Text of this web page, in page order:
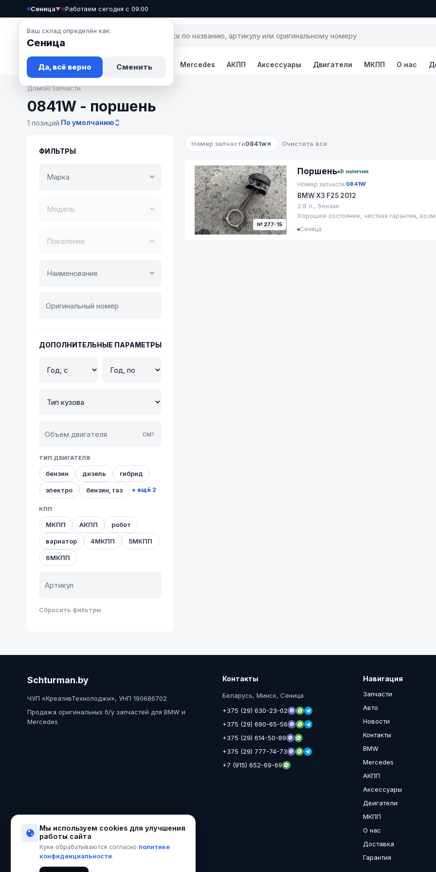
Сеница▼
Ваш склад определён как:
Сеница
Да, всё верно Сменить
· Работаем сегодня с 09:00
Запчасти Авто Новости Mercedes АКПП Аксессуары Двигатели МКПП О нас
Домой/Запчасти
0841W - поршень
1 позиций:По умолчанию
ФИЛЬТРЫ
Марка
Модель
Поколение
Наименование
ДОПОЛНИТЕЛЬНЫЕ ПАРАМЕТРЫ
см3
ТИП ДВИГАТЕЛЯ
бензин дизель гибрид
электро бензин, газ + ещё 2
КПП
МКПП АКПП робот
вариатор 4МКПП 5МКПП
6МКПП
Сбросить фильтры
Номер запчасти0841w× Очистить все
№ 277-15
Поршень В наличии
Номер запчасти:0841W
BMW X3 F25 2012
2.8 л., бензин
Хорошее состояние, честная гарантия,
Сеница
Schturman.by
ЧУП «КреативТехнолоджи», УНП 190686702
Продажа оригинальных б/у запчастей для BMW и
Mercedes
Контакты
Беларусь, Минск, Сеница
+375 (29) 630-23-02
+375 (29) 690-65-56
+375 (29) 614-50-89
+375 (29) 777-74-73
+7 (915) 652-69-69
Навигация
Запчасти
Авто
Новости
Контакты
BMW
Mercedes
АКПП
Аксессуары
Двигатели
МКПП
О нас
Доставка
Гарантия
Мы используем cookies для улучшения
работы сайта
Куки обрабатываются согласно политике
конфиденциальности.